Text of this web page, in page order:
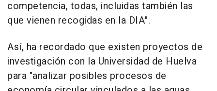
competencia, todas, incluidas también las
que vienen recogidas en la DIA".
Así, ha recordado que existen proyectos de
investigación con la Universidad de Huelva
para "analizar posibles procesos de